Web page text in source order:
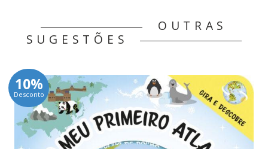
OUTRAS
SUGESTÕES
10%
Desconto